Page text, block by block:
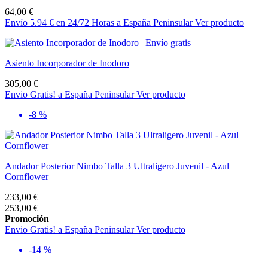
64,00 €
Envío 5.94 € en 24/72 Horas a España PeninsularVer producto
Asiento Incorporador de Inodoro
305,00 €
Envio Gratis! a España PeninsularVer producto
-8 %
Andador Posterior Nimbo Talla 3 Ultraligero Juvenil - Azul
Cornflower
233,00 €
253,00 €
Promoción
Envio Gratis! a España PeninsularVer producto
-14 %